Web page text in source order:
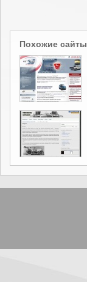
Похожие сайты